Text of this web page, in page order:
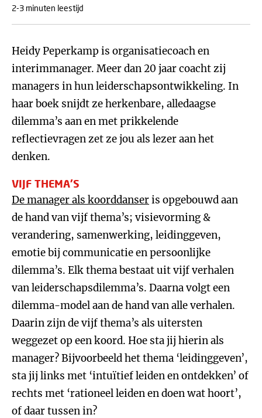
2-3 minuten leestijd
Heidy Peperkamp is organisatiecoach en
interimmanager. Meer dan 20 jaar coacht zij
managers in hun leiderschapsontwikkeling. In
haar boek snijdt ze herkenbare, alledaagse
dilemma’s aan en met prikkelende
reflectievragen zet ze jou als lezer aan het
denken.
VIJF THEMA’S
De manager als koorddanseris opgebouwd aan
de hand van vijf thema’s; visievorming &
verandering, samenwerking, leidinggeven,
emotie bij communicatie en persoonlijke
dilemma’s. Elk thema bestaat uit vijf verhalen
van leiderschapsdilemma’s. Daarna volgt een
dilemma-model aan de hand van alle verhalen.
Daarin zijn de vijf thema’s als uitersten
weggezet op een koord. Hoe sta jij hierin als
manager? Bijvoorbeeld het thema ‘leidinggeven’,
sta jij links met ‘intuïtief leiden en ontdekken’ of
rechts met ‘rationeel leiden en doen wat hoort’,
of daar tussen in?